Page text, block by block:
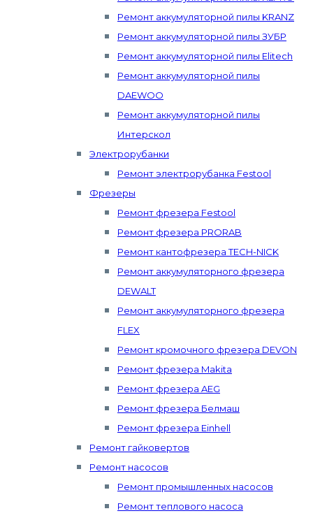
Ремонт аккумуляторной пилы KRANZ
Ремонт аккумуляторной пилы ЗУБР
Ремонт аккумуляторной пилы Elitech
Ремонт аккумуляторной пилы
DAEWOO
Ремонт аккумуляторной пилы
Интерскол
Электрорубанки
Ремонт электрорубанка Festool
Фрезеры
Ремонт фрезера Festool
Ремонт фрезера PRORAB
Ремонт кантофрезера TECH-NICK
Ремонт аккумуляторного фрезера
DEWALT
Ремонт аккумуляторного фрезера
FLEX
Ремонт кромочного фрезера DEVON
Ремонт фрезера Makita
Ремонт фрезера AEG
Ремонт фрезера Белмаш
Ремонт фрезера Einhell
Ремонт гайковертов
Ремонт насосов
Ремонт промышленных насосов
Ремонт теплового насоса